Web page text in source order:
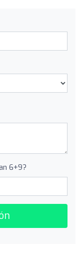
6+9?